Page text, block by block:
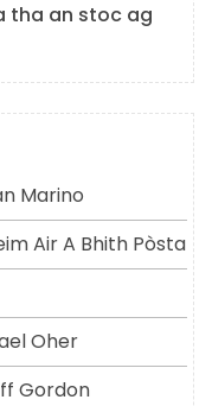
tha an stoc ag
Marino
Air A Bhith Pòsta
Oher
Gordon